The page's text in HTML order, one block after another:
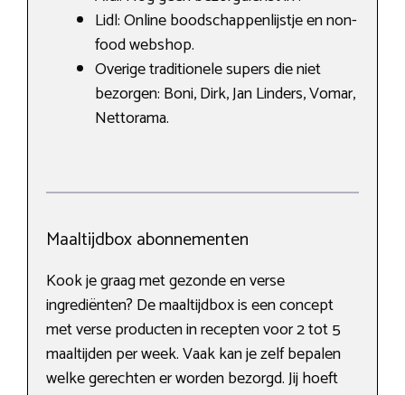
Lidl: Online boodschappenlijstje en non-
food webshop.
Overige traditionele supers die niet
bezorgen: Boni, Dirk, Jan Linders, Vomar,
Nettorama.
Maaltijdbox abonnementen
Kook je graag met gezonde en verse
ingrediënten? De maaltijdbox is een concept
met verse producten in recepten voor 2 tot 5
maaltijden per week. Vaak kan je zelf bepalen
welke gerechten er worden bezorgd. Jij hoeft